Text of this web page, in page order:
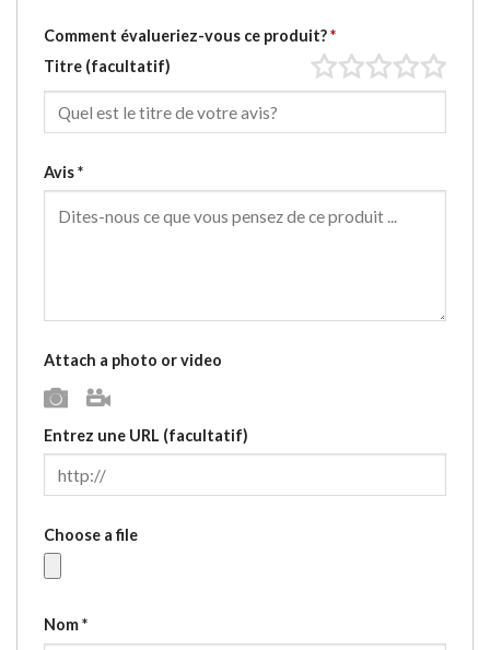
Comment évalueriez-vous ce produit?*
Titre (facultatif)
Avis*
Attach a photo or video
Photo
Entrez une URL (facultatif)
Choose a file
Nom*